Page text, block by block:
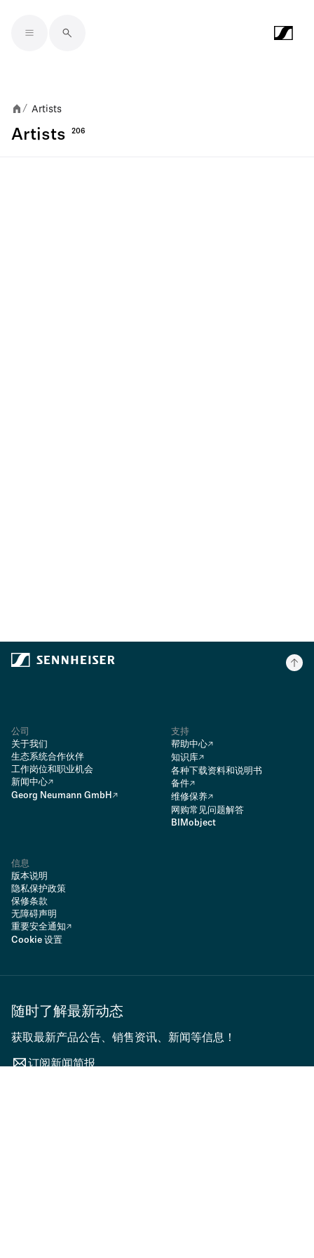
/ Artists
Artists
公司
关于我们
生态系统合作伙伴
工作岗位和职业机会
新闻中心
Georg Neumann GmbH
支持
帮助中心
知识库
各种下载资料和说明书
备件
维修保养
网购常见问题解答
BIMobject
信息
版本说明
隐私保护政策
保修条款
无障碍声明
重要安全通知
Cookie 设置
随时了解最新动态
获取最新产品公告、销售资讯、新闻等信息！
订阅新闻简报